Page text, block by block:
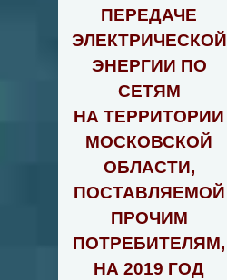
ПЕРЕДАЧЕ
ЭЛЕКТРИЧЕСКОЙ
ЭНЕРГИИ ПО
СЕТЯМ
НА ТЕРРИТОРИИ
МОСКОВСКОЙ
ОБЛАСТИ,
ПОСТАВЛЯЕМОЙ
ПРОЧИМ
ПОТРЕБИТЕЛЯМ,
НА 2019 ГОД